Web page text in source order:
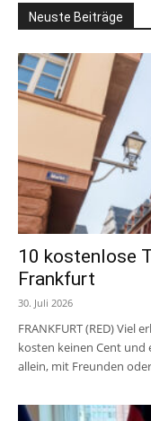
Neuste Beiträge
10 kostenlose
Frankfurt
30. Juli 2026
FRANKFURT (RED) Viel
kosten keinen Cent und
allein, mit Freunden